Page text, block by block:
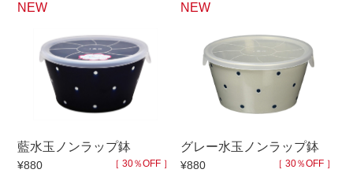
柄
NEW
藍水玉ノンラップ鉢
¥880 ［ 30％OFF ］
NEW
グレー水玉ノンラップ鉢
¥880 ［ 30％OFF ］